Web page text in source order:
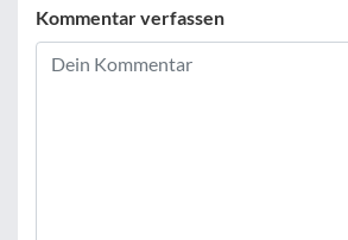
Kommentar verfassen